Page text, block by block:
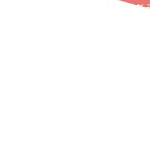
かち合える関係でありたいと考